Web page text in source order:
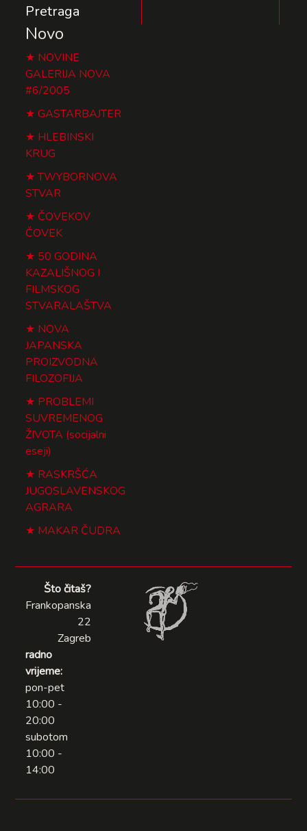
Pretraga
Novo
NOVINE
GALERIJA NOVA
#6/2005
GASTARBAJTER
HLEBINSKI
KRUG
TWYBORNOVA
STVAR
ČOVEKOV
ČOVEK
50 GODINA
KAZALIŠNOG I
FILMSKOG
STVARALAŠTVA
NOVA
JAPANSKA
PROIZVODNA
FILOZOFIJA
PROBLEMI
SUVREMENOG
ŽIVOTA (socijalni
eseji)
RASKRŠĆA
JUGOSLAVENSKOG
AGRARA
MAKAR ČUDRA
Što čitaš?
Frankopanska
22
Zagreb
radno
vrijeme:
pon-pet
10:00 -
20:00
subotom
10:00 -
14:00